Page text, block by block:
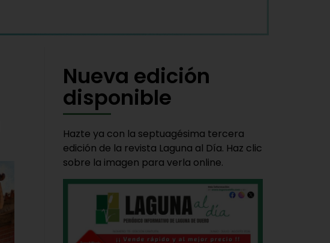
Nueva edición
disponible
Hazte ya con la septuagésima tercera
edición de la revista Laguna al Día. Haz clic
sobre la imagen para verla online.